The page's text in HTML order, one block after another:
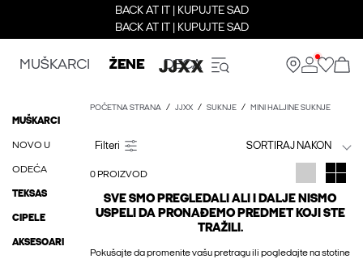
BACK AT IT | KUPUJTE SAD
BACK AT IT | KUPUJTE SAD
MUŠKARCI ŽENE DECA
MUŠKARCI
NOVO U
ODEĆA
TEKSAS
CIPELE
AKSESOARI
POČETNA STRANA JJXX SUKNJE MINI HALJINE SUKNJE
SORTIRAJ NAKON
0 PROIZVOD
SVE SMO PREGLEDALI ALI I DALJE NISMO
USPELI DA PRONAĐEMO PREDMET KOJI STE
TRAŽILI.
Pokušajte da promenite vašu pretragu ili pogledajte na stotine